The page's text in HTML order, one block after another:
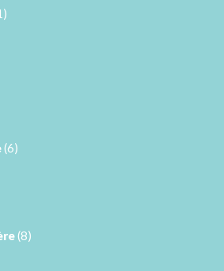
(6)
(8)